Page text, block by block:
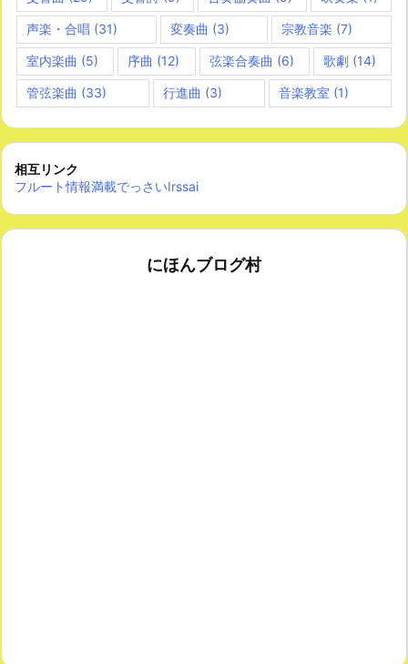
声楽・合唱 (31) 変奏曲 (3) 宗教音楽 (7)
室内楽曲 (5) 序曲 (12) 弦楽合奏曲 (6) 歌劇(14)
管弦楽曲 (33) 行進曲 (3) 音楽教室 (1)
相互リンク
フルート情報満載でっさいIrssai
にほんブログ村